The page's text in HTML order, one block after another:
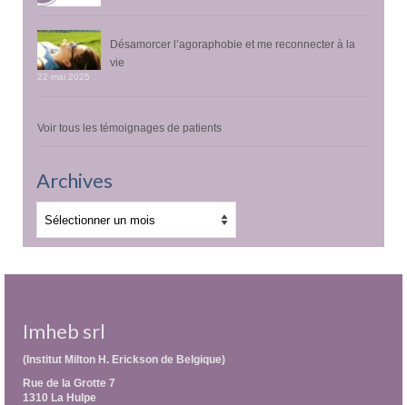
Désamorcer l’agoraphobie et me reconnecter à la
vie
22 mai 2025
Voir tous les témoignages de patients
Archives
Imheb srl
(Institut Milton H. Erickson de Belgique)
Rue de la Grotte 7
1310 La Hulpe